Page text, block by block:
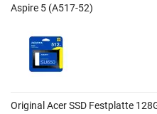
Aspire 5 (A517-52)
Original Acer SSD Festplatte